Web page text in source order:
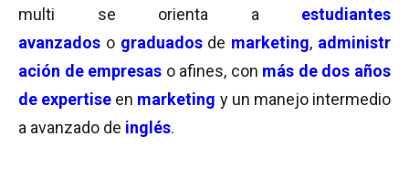
multi se orienta a estudiantes
avanzados o graduadosde marketing, administr
ación de empresas o afines, con más de dos años
de expertise en marketing y un manejo intermedio
a avanzado de inglés.